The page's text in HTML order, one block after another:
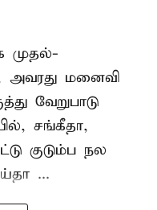
முதல்-
அவரது மனைவி
வேறுபாடு
சங்கீதா,
குடும்ப நல
...